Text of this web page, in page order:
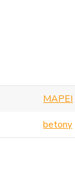
MAPEI
betony